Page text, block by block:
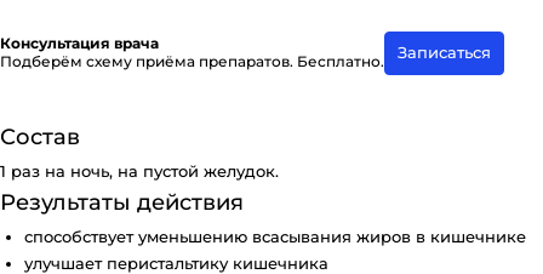
Консультация врача
Подберём схему приёма препаратов. Бесплатно.
Записаться
Состав
1 раз на ночь, на пустой желудок.
Результаты действия
способствует уменьшению всасывания жиров в кишечнике
улучшает перистальтику кишечника